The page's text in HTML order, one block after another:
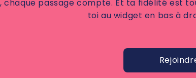
chaque passage compte. Et ta fidélité
toi au widget en bas à